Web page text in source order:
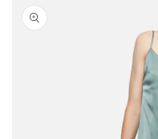
informazioni
sul prodotto